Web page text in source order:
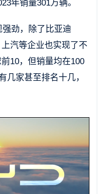
年销量301万辆。
劲，除了比亚迪
汽等企业也实现了不
10，但销量均在100
几家甚至排名十几，